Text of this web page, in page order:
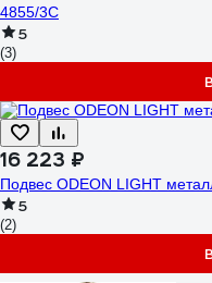
4855/3C
5
(3)
16 223 ₽
Подвес ODEON LIGHT
5
(2)